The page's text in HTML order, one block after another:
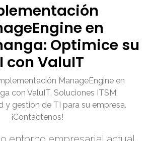
en
Optimice su
con ValuIT
ManageEngine en
con ValuIT. Soluciones ITSM,
y gestión de TI para su empresa.
¡Contáctenos!